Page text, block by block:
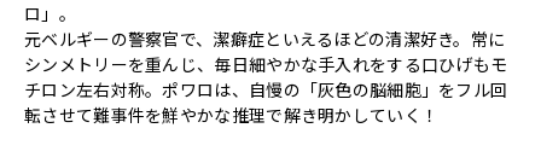
ロ」。
元ベルギーの警察官で、潔癖症といえるほどの清潔好き。常に
シンメトリーを重んじ、毎日細やかな手入れをする口ひげもモ
チロン左右対称。ポワロは、自慢の「灰色の脳細胞」をフル回
転させて難事件を鮮やかな推理で解き明かしていく！